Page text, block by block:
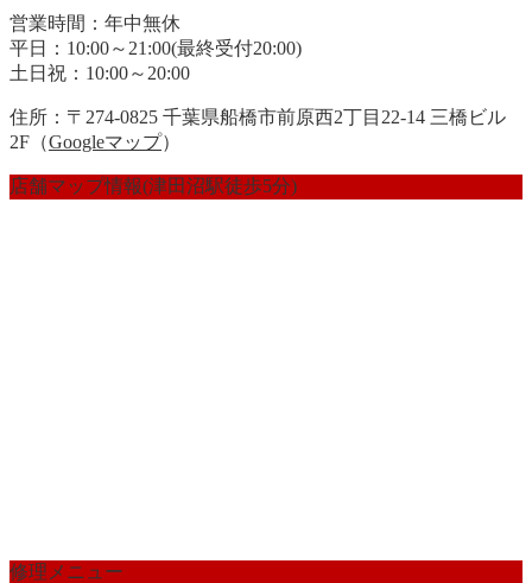
営業時間：年中無休
平日：10:00～21:00(最終受付20:00)
土日祝：10:00～20:00
住所：〒274-0825 千葉県船橋市前原西2丁目22-14 三橋ビル
2F（Googleマップ）
店舗マップ情報(津田沼駅徒歩5分)
修理メニュー